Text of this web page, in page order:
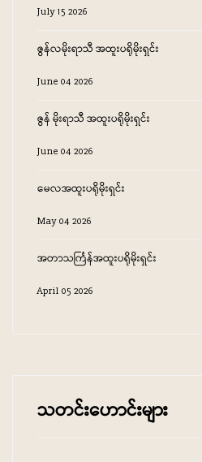
July 15 2026
ဇွန်လမိုးရာသီ အထူးပရိုမိုးရှင်း
June 04 2026
ဇွန် မိုးရာသီ အထူးပရိုမိုးရှင်း
June 04 2026
မေလအထူးပရိုမိုးရှင်း
May 04 2026
အတာသင်္ကြန်အထူးပရိုမိုးရှင်း
April 05 2026
သတင်း‌ဟောင်းများ